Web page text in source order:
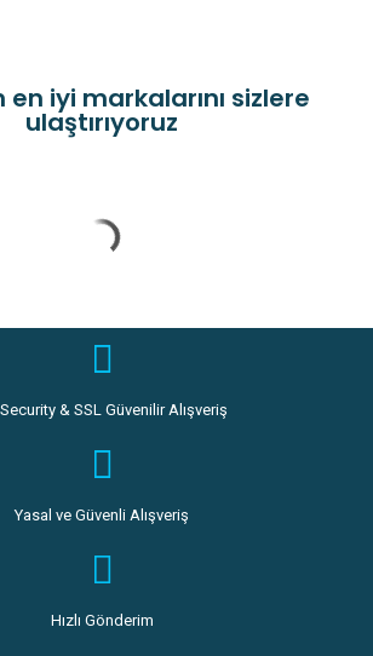
en iyi markalarını sizlere
ulaştırıyoruz
& SSL Güvenilir Alışveriş
Yasal ve Güvenli Alışveriş
Hızlı Gönderim